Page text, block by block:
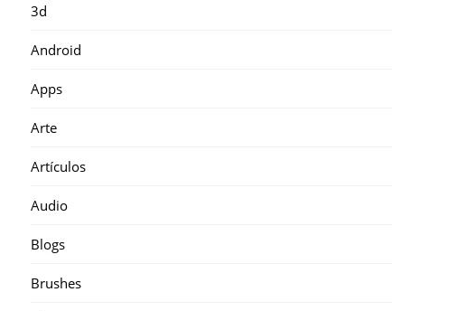
3d
Android
Apps
Arte
Artículos
Audio
Blogs
Brushes